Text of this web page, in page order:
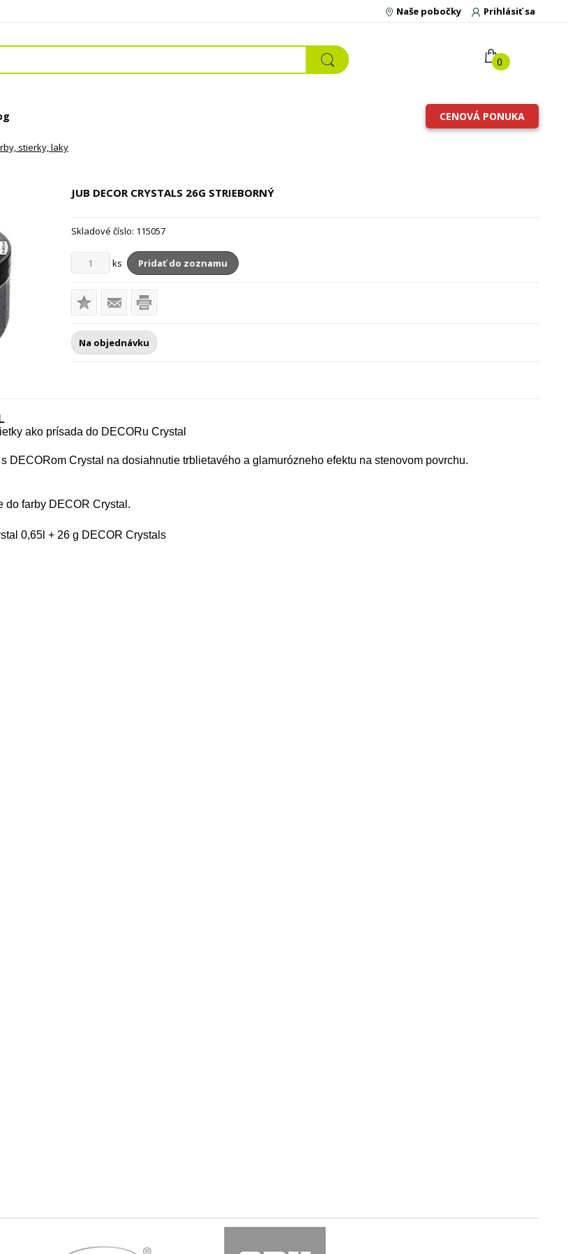
Prihlásiť sa
Naše pobočky
0
CENOVÁ PONUKA
stierky, laky
JUB DECOR CRYSTALS 26G STRIEBORNÝ
Skladové číslo: 115057
ks Pridať do zoznamu
Na objednávku
ako prísada do DECORu Crystal
DECORom Crystal na dosiahnutie trblietavého a glamurózneho efektu na stenovom povrchu.
do farby DECOR Crystal.
0,65l + 26 g DECOR Crystals